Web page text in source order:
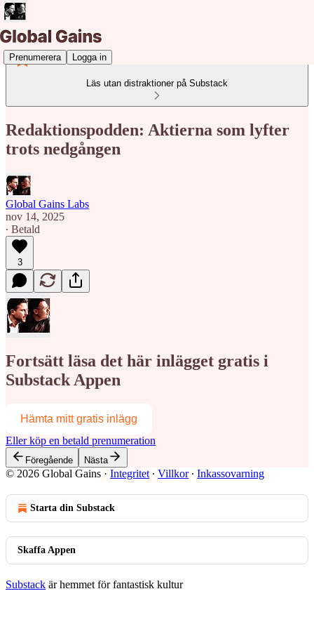
Prenumerera Logga in
Läs utan distraktioner på Substack
Redaktionspodden: Aktierna som lyfter
trots nedgången
Global Gains Labs
nov 14, 2025
∙ Betald
3
Fortsätt läsa det här inlägget gratis i
Substack Appen
Hämta mitt gratis inlägg
Eller köp en betald prenumeration
Föregående Nästa
© 2026 Global Gains · Integritet ∙ Villkor∙ Inkassovarning
Starta din Substack
Skaffa Appen
Substack är hemmet för fantastisk kultur